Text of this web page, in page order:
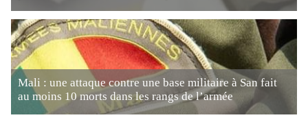
Mali : une attaque contre une base militaire à San fait
au moins 10 morts dans les rangs de l’armée